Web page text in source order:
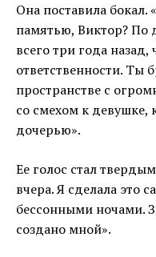
Она поставила
памятью, Виктор? По
всего три года назад,
ответственности. Ты
пространстве с
со смехом к девушке,
дочерью».
Ее голос стал
вчера. Я сделала это
бессонными ночами.
создано мной».